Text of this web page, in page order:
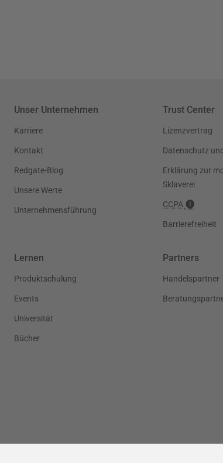
Unser Unternehmen
Karriere
Kontakt
Redgate-Blog
Unsere Werte
Unternehmensführung
Trust Center
Lizenzvertrag
Datenschutz
Erklärung zur
Sklaverei
CCPA
Barrierefreiheit
Lernen
Produktschulung
Events
Universität
Bücher
Partners
Handelspartner